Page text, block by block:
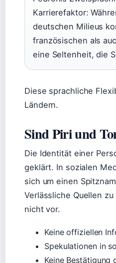
Karrierefaktor:
deutschen Milieus
französischen als
eine Seltenheit, die
Diese sprachliche
Ländern.
Sind Piri und
Die Identität einer
geklärt. In sozialen
sich um einen
Verlässliche Quellen
nicht vor.
Keine offiziellen
Spekulationen in
Keine Bestätigung